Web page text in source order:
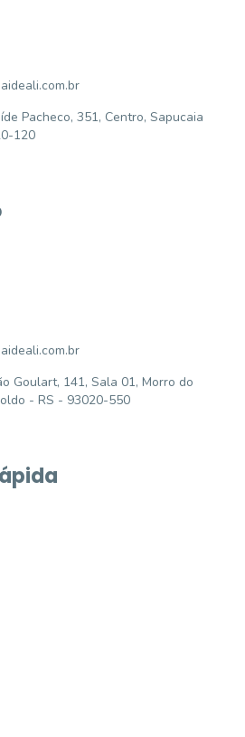
Pacheco, 351, Centro, Sapucaia
120
Goulart, 141, Sala 01, Morro do
- RS - 93020-550